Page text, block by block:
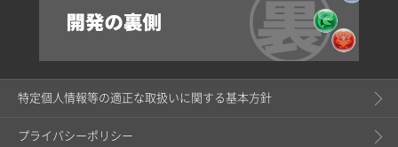
特定個人情報等の適正な取扱いに関する基本方針
プライバシーポリシー